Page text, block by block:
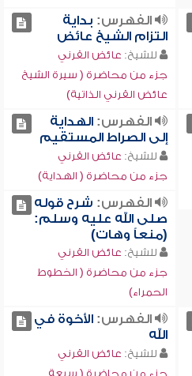
الفهرس: بداية
التزام الشيخ عائض
للشيخ: عائض القرني
جزء من محاضرة ( سيرة الشيخ
عائض القرني الذاتية)
الفهرس:الهداية
إلى الصراط المستقيم
للشيخ: عائض القرني
جزء من محاضرة ( الهداية)
الفهرس: شرح قوله
صلى الله عليه وسلم:
(منعاً وهات)
للشيخ: عائض القرني
جزء من محاضرة ( الخطوط
الحمراء)
الفهرس:الأخوة في
الله
للشيخ: عائض القرني
جزء من محاضرة ( سبعة